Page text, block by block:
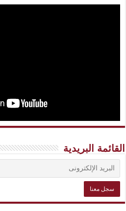
القائمة البريدية